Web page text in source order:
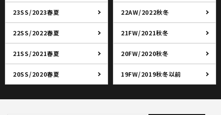
23SS/2023春夏 22AW/2022秋冬
22SS/2022春夏 21FW/2021秋冬
21SS/2021春夏 20FW/2020秋冬
20SS/2020春夏 19FW/2019秋冬以前